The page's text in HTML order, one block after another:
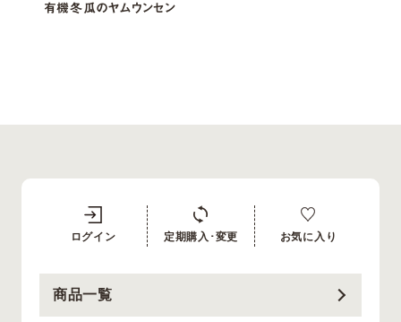
有機冬瓜のヤムウンセン
ログイン 定期購入･変更 お気に入り
商品一覧